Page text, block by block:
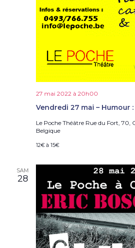
Vendredi 27 mai – Humour
27 mai 2022 à 20h00
Le Poche Théâtre Rue du Fort, 70,
Belgique
12€ à 15€
SAM
28